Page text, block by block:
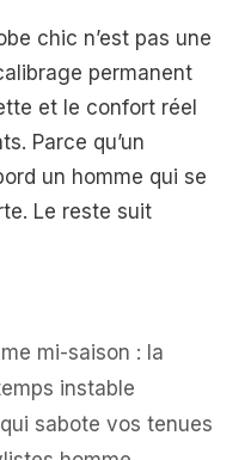
chic n’est pas une
permanent
et le confort réel
Parce qu’un
un homme qui se
Le reste suit
mi-saison : la
instable
sabote vos tenues